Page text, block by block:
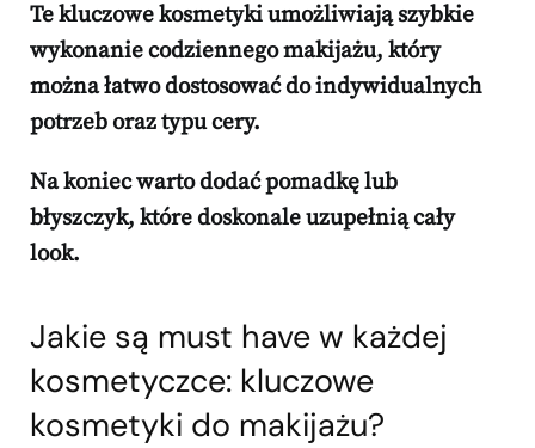
Te kluczowe kosmetyki umożliwiają szybkie
wykonanie codziennego makijażu, który
można łatwo dostosować do indywidualnych
potrzeb oraz typu cery.
Na koniec warto dodać pomadkę lub
błyszczyk, które doskonale uzupełnią cały
look.
Jakie są must have w każdej
kosmetyczce: kluczowe
kosmetyki do makijażu?